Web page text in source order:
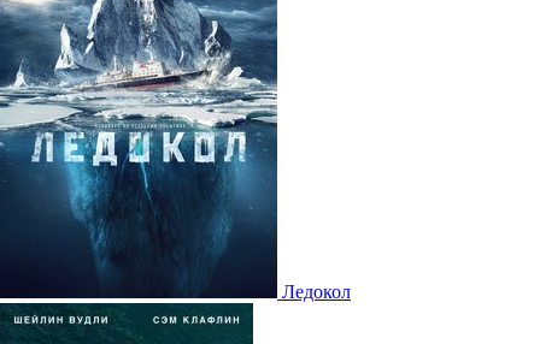
Ледокол